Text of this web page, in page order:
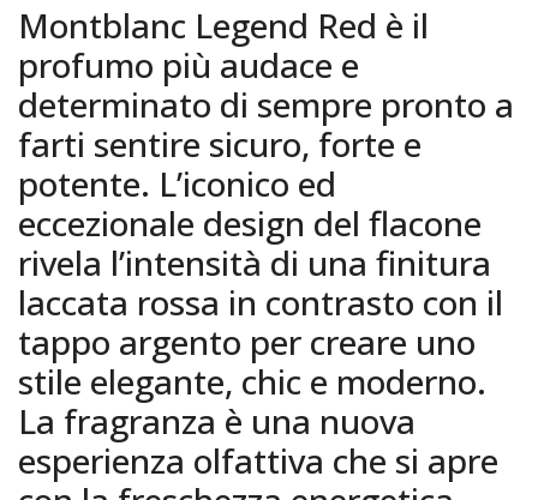
Montblanc Legend Red è il
profumo più audace e
determinato di sempre pronto a
farti sentire sicuro, forte e
potente. L’iconico ed
eccezionale design del flacone
rivela l’intensità di una finitura
laccata rossa in contrasto con il
tappo argento per creare uno
stile elegante, chic e moderno.
La fragranza è una nuova
esperienza olfattiva che si apre